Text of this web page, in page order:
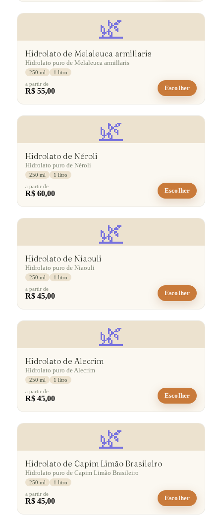
🌿
Hidrolato de Melaleuca armillaris
Hidrolato puro de Melaleuca armillaris
250 ml
1 litro
a partir de
R$ 55,00 Escolher
🌿
Hidrolato de Néroli
Hidrolato puro de Néroli
250 ml
1 litro
a partir de
R$ 60,00 Escolher
🌿
Hidrolato de Niaouli
Hidrolato puro de Niaouli
250 ml
1 litro
a partir de
R$ 45,00 Escolher
🌿
Hidrolato de Alecrim
Hidrolato puro de Alecrim
250 ml
1 litro
a partir de
R$ 45,00 Escolher
🌿
Hidrolato de Capim Limão Brasileiro
Hidrolato puro de Capim Limão Brasileiro
250 ml
1 litro
a partir de
R$ 45,00 Escolher